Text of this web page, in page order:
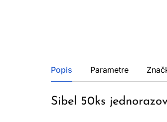
Popis Parametre
Sibel 50ks